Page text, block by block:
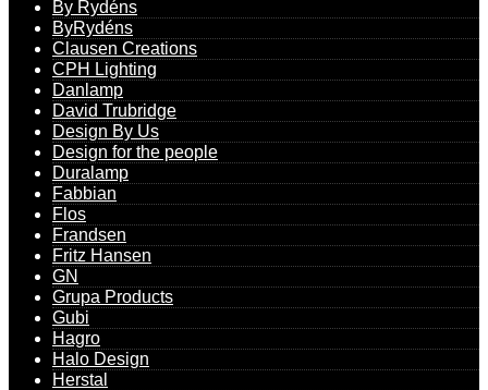
By Rydéns
ByRydéns
Clausen Creations
CPH Lighting
Danlamp
David Trubridge
Design By Us
Design for the people
Duralamp
Fabbian
Flos
Frandsen
Fritz Hansen
GN
Grupa Products
Gubi
Hagro
Halo Design
Herstal